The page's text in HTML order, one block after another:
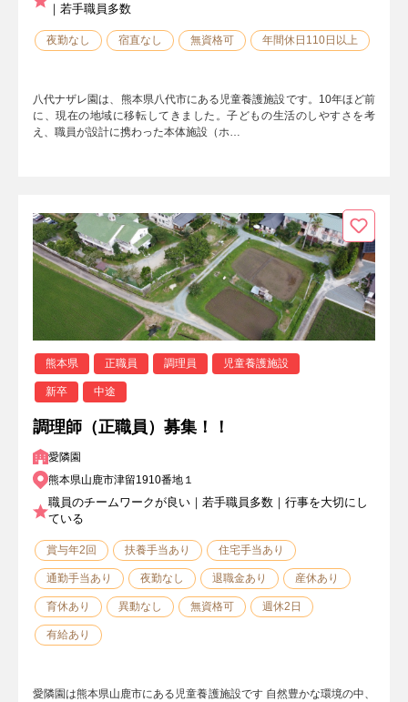
｜若手職員多数
夜勤なし 宿直なし 無資格可 年間休日110日以上
八代ナザレ園は、熊本県八代市にある児童養護施設です。10年ほど前
に、現在の地域に移転してきました。子どもの生活のしやすさを考
え、職員が設計に携わった本体施設（ホ…
熊本県 正職員 調理員 児童養護施設
新卒 中途
調理師（正職員）募集！！
愛隣園
熊本県山鹿市津留1910番地１
職員のチームワークが良い｜若手職員多数｜行事を大切にし
ている
賞与年2回 扶養手当あり 住宅手当あり
通勤手当あり 夜勤なし 退職金あり 産休あり
育休あり 異動なし 無資格可 週休2日
有給あり
愛隣園は熊本県山鹿市にある児童養護施設です 自然豊かな環境の中、